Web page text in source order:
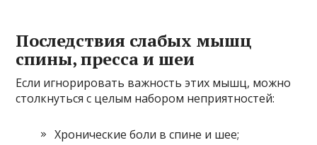
Последствия слабых мышц
спины, пресса и шеи
Если игнорировать важность этих мышц, можно
столкнуться с целым набором неприятностей:
Хронические боли в спине и шее;